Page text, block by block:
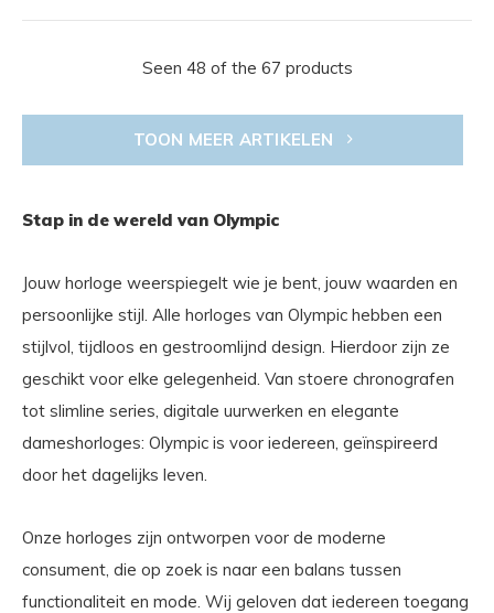
Seen 48 of the 67 products
TOON MEER ARTIKELEN
Stap in de wereld van Olympic
Jouw horloge weerspiegelt wie je bent, jouw waarden en
persoonlijke stijl. Alle horloges van Olympic hebben een
stijlvol, tijdloos en gestroomlijnd design. Hierdoor zijn ze
geschikt voor elke gelegenheid. Van stoere chronografen
tot slimline series, digitale uurwerken en elegante
dameshorloges: Olympic is voor iedereen, geïnspireerd
door het dagelijks leven.
Onze horloges zijn ontworpen voor de moderne
consument, die op zoek is naar een balans tussen
functionaliteit en mode. Wij geloven dat iedereen toegang